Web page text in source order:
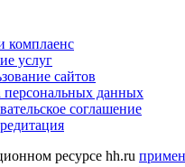
комплаенс
услуг
сайтов
персональных данных
соглашение
ресурсе hh.ru